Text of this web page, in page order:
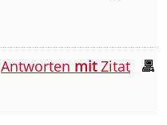
Antworten mitZitat